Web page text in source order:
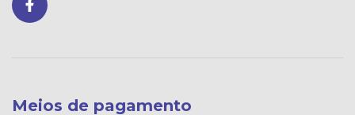
Meios de pagamento